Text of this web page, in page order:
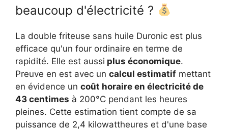
beaucoup d'électricité ?
La double friteuse sans huile Duronic est plus
efficace qu'un four ordinaire en terme de
rapidité. Elle est aussi plus économique.
Preuve en est avec un calcul estimatif mettant
en évidence un coût horaire en électricité de
43 centimes à 200°C pendant les heures
pleines. Cette estimation tient compte de sa
puissance de 2,4 kilowattheures et d'une base